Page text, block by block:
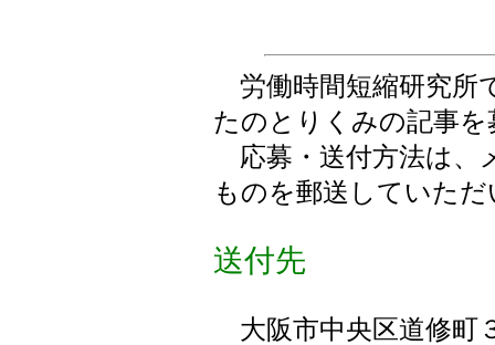
労働時間短縮研究所
たのとりくみの記事
応募・送付方法は、
ものを郵送していた
送付先
大阪市中央区道修町